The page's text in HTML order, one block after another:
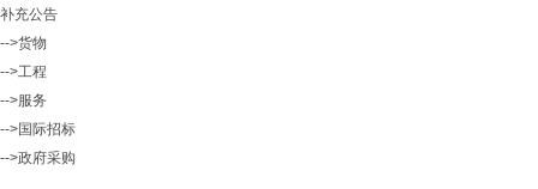
补充公告
-->货物
-->工程
-->服务
-->国际招标
-->政府采购